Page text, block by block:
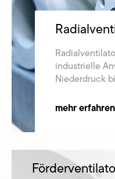
industrielle
Niederdruck
mehr erfahren